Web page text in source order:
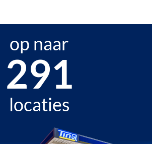
op naar
371
locaties